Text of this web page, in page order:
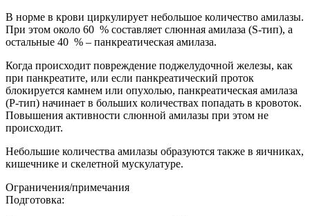
В норме в крови циркулирует небольшое количество амилазы.
При этом около 60 % составляет слюнная амилаза (S-тип), а
остальные 40 % – панкреатическая амилаза.
Когда происходит повреждение поджелудочной железы, как
при панкреатите, или если панкреатический проток
блокируется камнем или опухолью, панкреатическая амилаза
(P-тип) начинает в больших количествах попадать в кровоток.
Повышения активности слюнной амилазы при этом не
происходит.
Небольшие количества амилазы образуются также в яичниках,
кишечнике и скелетной мускулатуре.
Ограничения/примечания
Подготовка: